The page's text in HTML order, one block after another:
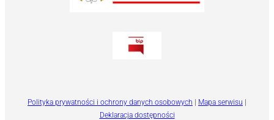
Polityka prywatności i ochrony danych osobowych | Mapa serwisu |
Deklaracja dostępności